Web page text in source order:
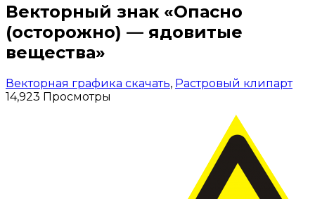
Векторный знак «Опасно
(осторожно) — ядовитые
вещества»
Векторная графика скачать, Растровый клипарт
14,923 Просмотры